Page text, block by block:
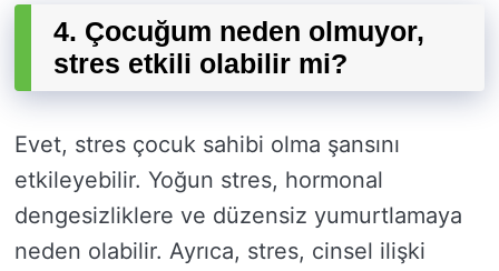
4. Çocuğum neden olmuyor,
stres etkili olabilir mi?
Evet, stres çocuk sahibi olma şansını
etkileyebilir. Yoğun stres, hormonal
dengesizliklere ve düzensiz yumurtlamaya
neden olabilir. Ayrıca, stres, cinsel ilişki